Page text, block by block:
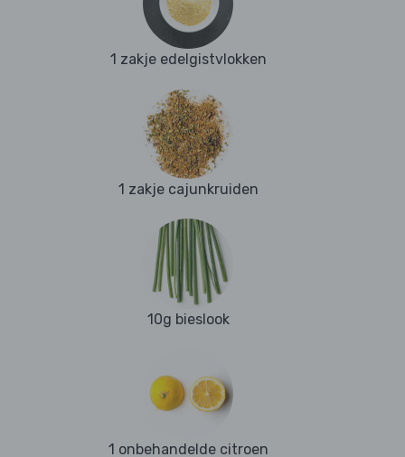
1 zakje edelgistvlokken
1 zakje cajunkruiden
10g bieslook
1 onbehandelde citroen